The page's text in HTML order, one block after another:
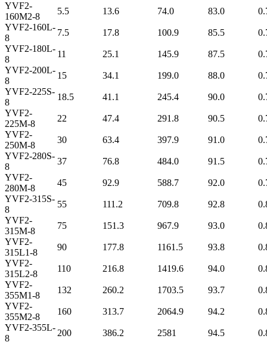
YVF2-
160M2-8
5.5 13.6 74.0 83.0
YVF2-160L-
8
7.5 17.8 100.9 85.5
YVF2-180L-
8
11 25.1 145.9 87.5
YVF2-200L-
8
15 34.1 199.0 88.0
YVF2-225S-
8
18.5 41.1 245.4 90.0
YVF2-
225M-8
22 47.4 291.8 90.5
YVF2-
250M-8
30 63.4 397.9 91.0
YVF2-280S-
8
37 76.8 484.0 91.5
YVF2-
280M-8
45 92.9 588.7 92.0
YVF2-315S-
8
55 111.2 709.8 92.8
YVF2-
315M-8
75 151.3 967.9 93.0
YVF2-
315L1-8
90 177.8 1161.5 93.8
YVF2-
315L2-8
110 216.8 1419.6 94.0
YVF2-
355M1-8
132 260.2 1703.5 93.7
YVF2-
355M2-8
160 313.7 2064.9 94.2
YVF2-355L-
8
200 386.2 2581 94.5